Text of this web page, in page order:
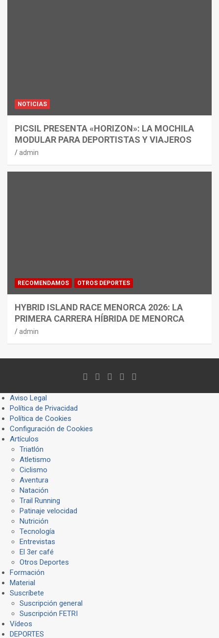
NOTICIAS
PICSIL PRESENTA «HORIZON»: LA MOCHILA
MODULAR PARA DEPORTISTAS Y VIAJEROS
admin
RECOMENDAMOS OTROS DEPORTES
HYBRID ISLAND RACE MENORCA 2026: LA
PRIMERA CARRERA HÍBRIDA DE MENORCA
admin
Aviso Legal
Política de Privacidad
Política de Cookies
Configuración de Cookies
Artículos
Triatlón
Atletismo
Ciclismo
Aventura
Natación
Trail Running
Patinaje velocidad
Nutrición
Tecnología
Entrevistas
El 3er café
Otros Deportes
Formación
Material
Suscríbete
Suscripción general
Suscripción FETRI
Vídeos
DEPORTES